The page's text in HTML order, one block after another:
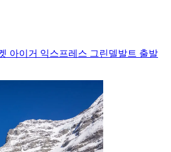
아이거 익스프레스 그린델발트 출발